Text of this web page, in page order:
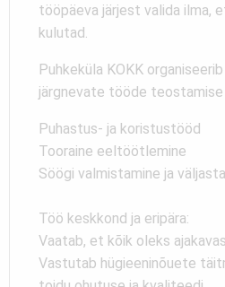
tööpäeva järjest valida ilma,
kulutad.
Puhkeküla KOKK
järgnevate tööde
Puhastus- ja koristustööd
Tooraine eeltöötlemine
Söögi valmistamine ja
Töö keskkond ja eripära:
Vaatab, et kõik oleks ajakavas
Vastutab hügieeninõuete